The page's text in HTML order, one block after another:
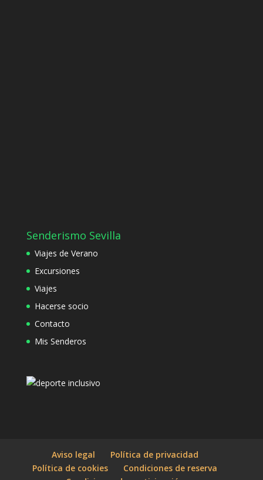
Senderismo Sevilla
Viajes de Verano
Excursiones
Viajes
Hacerse socio
Contacto
Mis Senderos
Aviso legal
Política de privacidad
Política de cookies
Condiciones de reserva